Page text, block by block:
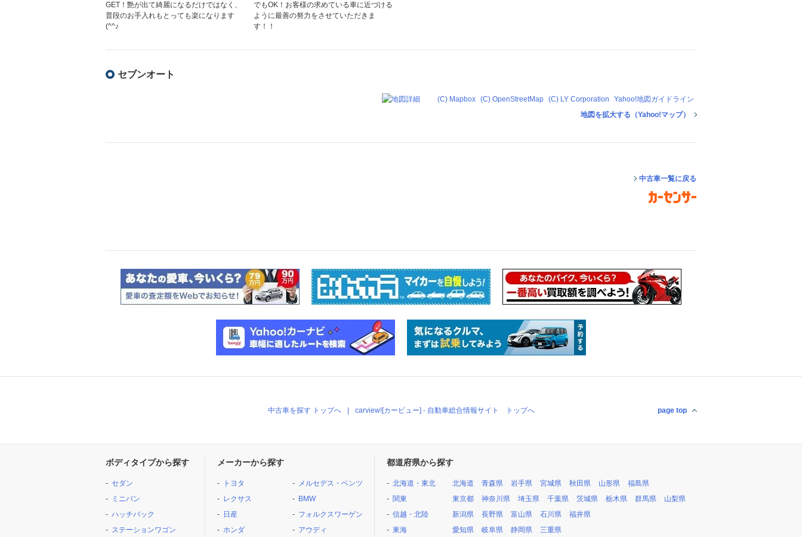
GET！艶が出て綺麗になるだけではなく、
普段のお手入れもとっても楽になります
(^^♪
でもOK！お客様の求めている車に近づける
ように最善の努力をさせていただきま
す！！
セブンオート
(C) Mapbox (C) OpenStreetMap (C) LY Corporation
Yahoo!地図ガイドライン
地図を拡大する（Yahoo!マップ）
中古車一覧に戻る
中古車を探す トップへ carview![カービュー] - 自動車総合情報サイト トップへ page top
ボディタイプから探す
セダン
ミニバン
ハッチバック
ステーションワゴン
メーカーから探す
トヨタ
レクサス
日産
ホンダ
メルセデス・ベンツ
BMW
フォルクスワーゲン
アウディ
都道府県から探す
北海道・東北 北海道 青森県 岩手県 宮城県 秋田県 山形県
福島県
関東
東京都 神奈川県 埼玉県 千葉県 茨城県 栃木県 群馬県
山梨県
信越・北陸
新潟県 長野県 富山県 石川県
福井県
東海
愛知県 岐阜県 静岡県
三重県